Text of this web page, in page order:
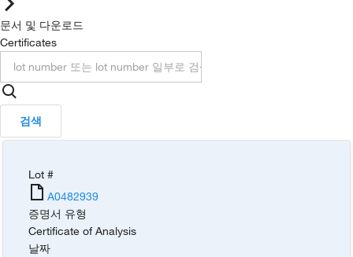
문서 및 다운로드
Certificates
검색
Lot #
A0482939
증명서 유형
Certificate of Analysis
날짜